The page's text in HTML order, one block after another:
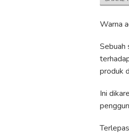
Warna
Sebuah
produk
Ini